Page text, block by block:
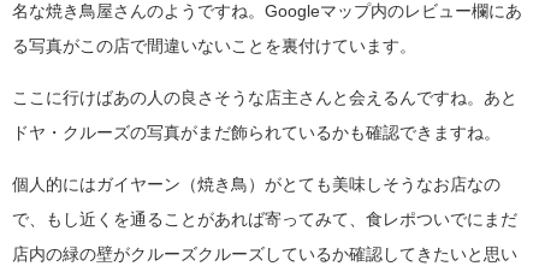
名な焼き鳥屋さんのようですね。Googleマップ内のレビュー欄にあ
る写真がこの店で間違いないことを裏付けています。
ここに行けばあの人の良さそうな店主さんと会えるんですね。あと
ドヤ・クルーズの写真がまだ飾られているかも確認できますね。
個人的にはガイヤーン（焼き鳥）がとても美味しそうなお店なの
で、もし近くを通ることがあれば寄ってみて、食レポついでにまだ
店内の緑の壁がクルーズクルーズしているか確認してきたいと思い